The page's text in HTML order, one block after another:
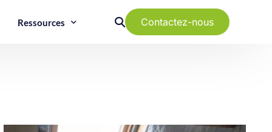
Ressources
Guide Copro :
Contactez-nous